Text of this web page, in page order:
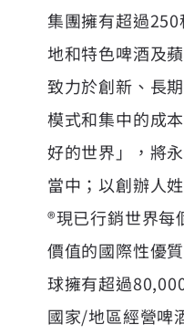
集團擁有超過
地和特色啤酒及
致力於創新、長
模式和集中的成
好的世界」，將
當中；以創辦人
®現已行銷世界每
價值的國際性優
球擁有超過
國家/地區經營啤